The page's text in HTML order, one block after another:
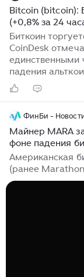
Bitcoin (bitcoin):
(+0,8% за 24
ETH…
Биткоин
CoinDesk
единственными
падения
выявлении 85
биткоина.
с сообщениями
спроса делает
макро/
ФинБи -
Майнер MARA
фоне падения
Американская
(ранее Marathon
за второй